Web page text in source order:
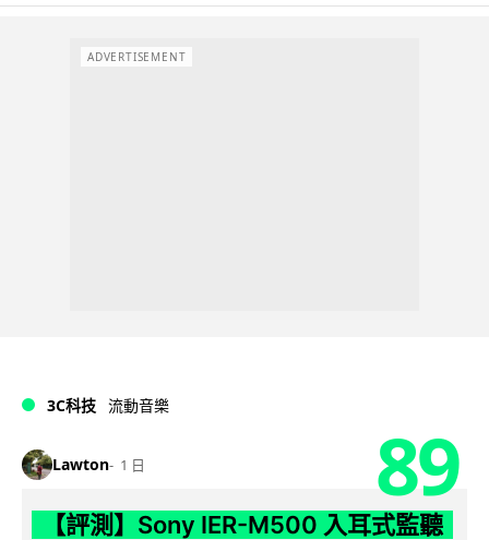
ADVERTISEMENT
3C科技 流動音樂
Lawton 1 日 89
【評測】Sony IER-M500 入耳式監聽